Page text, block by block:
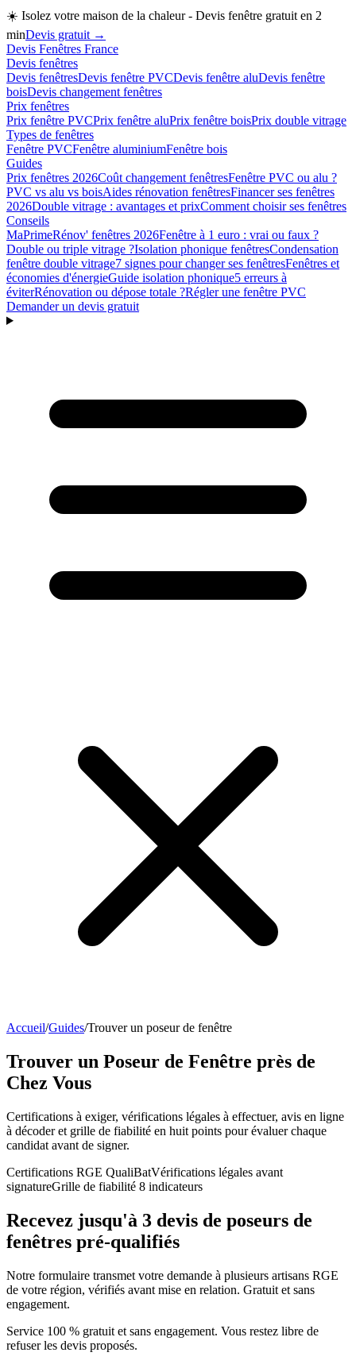
☀️ Isolez votre maison de la chaleur - Devis fenêtre gratuit en 2
minDevis gratuit →
Devis Fenêtres France
Devis fenêtres
Devis fenêtresDevis fenêtre PVCDevis fenêtre aluDevis fenêtre
boisDevis changement fenêtres
Prix fenêtres
Prix fenêtre PVCPrix fenêtre aluPrix fenêtre boisPrix double vitrage
Types de fenêtres
Fenêtre PVCFenêtre aluminiumFenêtre bois
Guides
Prix fenêtres 2026Coût changement fenêtresFenêtre PVC ou alu ?
PVC vs alu vs boisAides rénovation fenêtresFinancer ses fenêtres
2026Double vitrage : avantages et prixComment choisir ses fenêtres
Conseils
MaPrimeRénov' fenêtres 2026Fenêtre à 1 euro : vrai ou faux ?
Double ou triple vitrage ?Isolation phonique fenêtresCondensation
fenêtre double vitrage7 signes pour changer ses fenêtresFenêtres et
économies d'énergieGuide isolation phonique5 erreurs à
éviterRénovation ou dépose totale ?Régler une fenêtre PVC
Demander un devis gratuit
Accueil/Guides/Trouver un poseur de fenêtre
Trouver un Poseur de Fenêtre près de
Chez Vous
Certifications à exiger, vérifications légales à effectuer, avis en ligne
à décoder et grille de fiabilité en huit points pour évaluer chaque
candidat avant de signer.
Certifications RGE QualiBatVérifications légales avant
signatureGrille de fiabilité 8 indicateurs
Recevez jusqu'à 3 devis de poseurs de
fenêtres pré-qualifiés
Notre formulaire transmet votre demande à plusieurs artisans RGE
de votre région, vérifiés avant mise en relation. Gratuit et sans
engagement.
Service 100 % gratuit et sans engagement. Vous restez libre de
refuser les devis proposés.